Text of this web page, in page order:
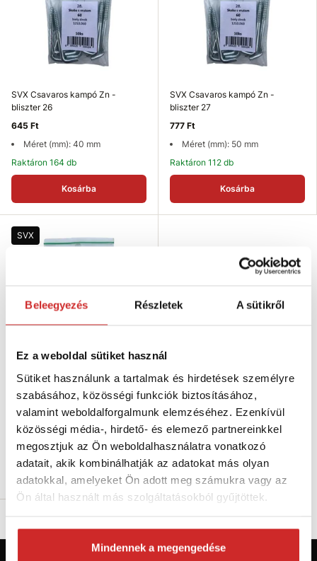
Beleegyezés Részletek A sütikről
Ez a weboldal sütiket használ
Sütiket használunk a tartalmak és hirdetések személyre
szabásához, közösségi funkciók biztosításához,
valamint weboldalforgalmunk elemzéséhez. Ezenkívül
közösségi média-, hirdető- és elemező partnereinkkel
megosztjuk az Ön weboldalhasználatra vonatkozó
adatait, akik kombinálhatják az adatokat más olyan
adatokkal, amelyeket Ön adott meg számukra vagy az
Ön által használt más szolgáltatásokból gyűjtöttek.
Mindennek a megengedése
SVX Csavaros kampó Zn -
bliszter 26
645 Ft
Méret (mm): 40 mm
Raktáron 164 db
Kosárba
SVX Csavaros kampó Zn -
bliszter 27
777 Ft
Méret (mm): 50 mm
Raktáron 112 db
Kosárba
SVX
SVX Csavaros kampó Zn -
bliszter 28
983 Ft
Méret (mm): 60 mm
Raktáron 7 db